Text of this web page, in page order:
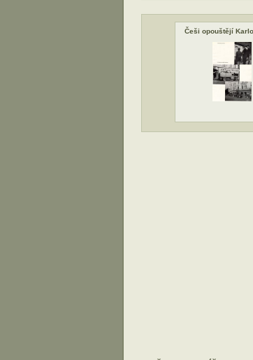
Češi opouštějí